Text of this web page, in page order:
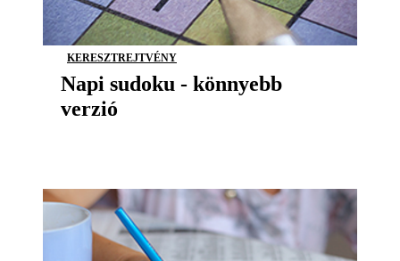
KERESZTREJTVÉNY
Napi sudoku - könnyebb
verzió